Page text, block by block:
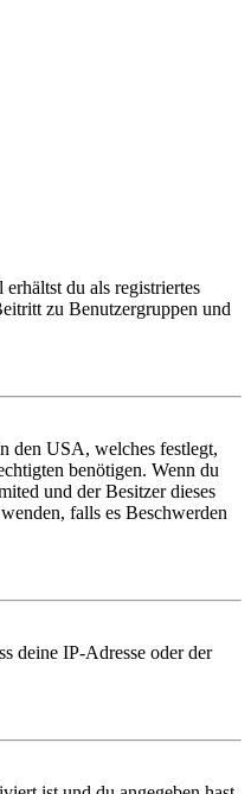
du als registriertes
zu Benutzergruppen und
den USA, welches festlegt,
benötigen. Wenn du
und der Besitzer dieses
falls es Beschwerden
deine IP-Adresse oder der